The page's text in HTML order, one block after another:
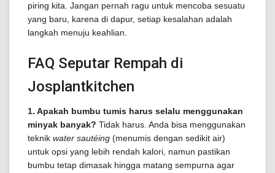
piring kita. Jangan pernah ragu untuk mencoba sesuatu
yang baru, karena di dapur, setiap kesalahan adalah
langkah menuju keahlian.
FAQ Seputar Rempah di
Josplantkitchen
1. Apakah bumbu tumis harus selalu menggunakan
minyak banyak? Tidak harus. Anda bisa menggunakan
teknik water sautéing (menumis dengan sedikit air)
untuk opsi yang lebih rendah kalori, namun pastikan
bumbu tetap dimasak hingga matang sempurna agar